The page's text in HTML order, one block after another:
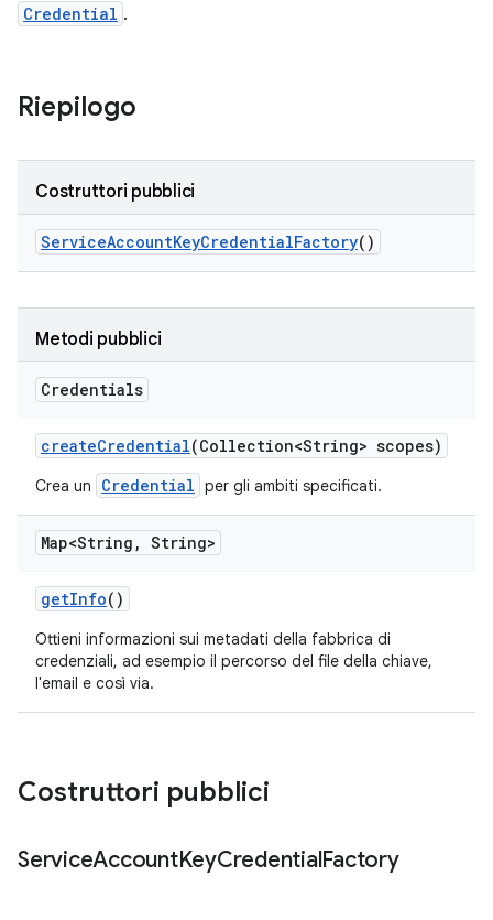
Credential .
Riepilogo
Costruttori pubblici
ServiceAccountKeyCredentialFactory()
Metodi pubblici
Credentials
createCredential(Collection<String> scopes)
Crea un Credential per gli ambiti specificati.
Map<String , String>
getInfo()
Ottieni informazioni sui metadati della fabbrica di
credenziali, ad esempio il percorso del file della chiave,
l'email e così via.
Costruttori pubblici
ServiceAccountKeyCredentialFactory